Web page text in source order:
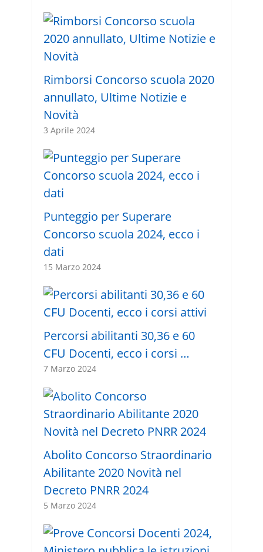
Rimborsi Concorso scuola 2020
annullato, Ultime Notizie e
Novità
3 Aprile 2024
Punteggio per Superare
Concorso scuola 2024, ecco i
dati
15 Marzo 2024
Percorsi abilitanti 30,36 e 60
CFU Docenti, ecco i corsi …
7 Marzo 2024
Abolito Concorso Straordinario
Abilitante 2020 Novità nel
Decreto PNRR 2024
5 Marzo 2024